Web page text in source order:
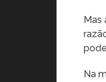
Mas
Na